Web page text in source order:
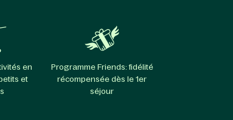
en
et
Programme Friends: fidélité
récompensée dès le 1er
séjour